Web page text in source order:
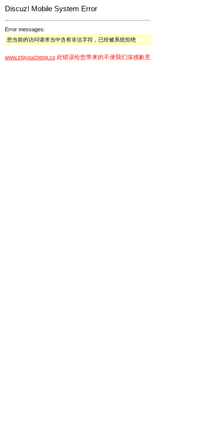
Discuz! Mobile System Error
Error messages:
您当前的访问请求当中含有非法字符，已经被系统拒绝
www.zhiyoucheng.co 此错误给您带来的不便我们深感歉意